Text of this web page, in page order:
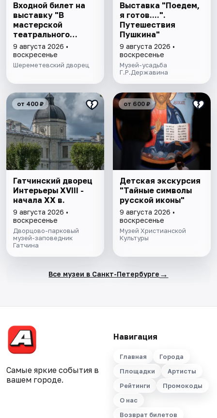
Входной билет на
выставку "В
мастерской
театрального
художника"
9 августа 2026 •
воскресенье
Шереметевский дворец
Выставка "Поедем,
я готов....".
Путешествия
Пушкина"
9 августа 2026 •
воскресенье
Музей-усадьба
Г.Р.Державина
от 400 ₽
Гатчинский дворец
Интерьеры ХVIII -
начала ХХ в.
9 августа 2026 •
воскресенье
Дворцово-парковый
музей-заповедник
Гатчина
от 600 ₽
Детская экскурсия
"Тайные символы
русской иконы"
9 августа 2026 •
воскресенье
Музей Христианской
Культуры
Все музеи в Санкт-Петербурге →
Самые яркие события в
вашем городе.
Навигация
Главная
Города
Площадки
Артисты
Рейтинги
Промокоды
О нас
Возврат билетов